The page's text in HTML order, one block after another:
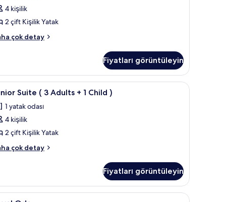
4 kişilik
2 çift Kişilik Yatak
çok detay
Fiyatları görüntüleyin
Minibar, odada kasa, masa, güneşlik/perde
1 Suite ( 3 Adults + 1 Child )
1 yatak odası
4 kişilik
2 çift Kişilik Yatak
çok detay
Fiyatları görüntüleyin
Minibar, odada kasa, masa, güneşlik/perde